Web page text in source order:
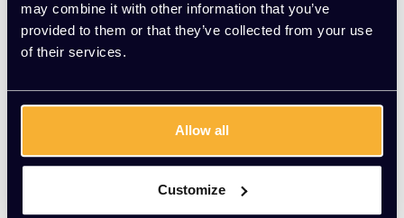
may combine it with other information that you’ve
provided to them or that they’ve collected from your use
of their services.
Allow all
Customize
Vraag jouw persoonlijke aanbieding aan
Meer dan 20 jaar ervaring
Productomschrijving